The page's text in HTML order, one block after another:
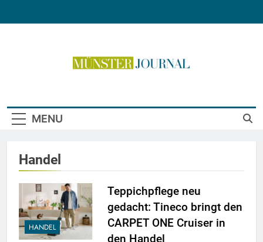
MENU
Handel
HANDEL
Teppichpflege neu
gedacht: Tineco bringt den
CARPET ONE Cruiser in
den Handel